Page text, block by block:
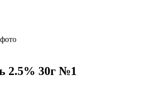
2.5% 30г №1